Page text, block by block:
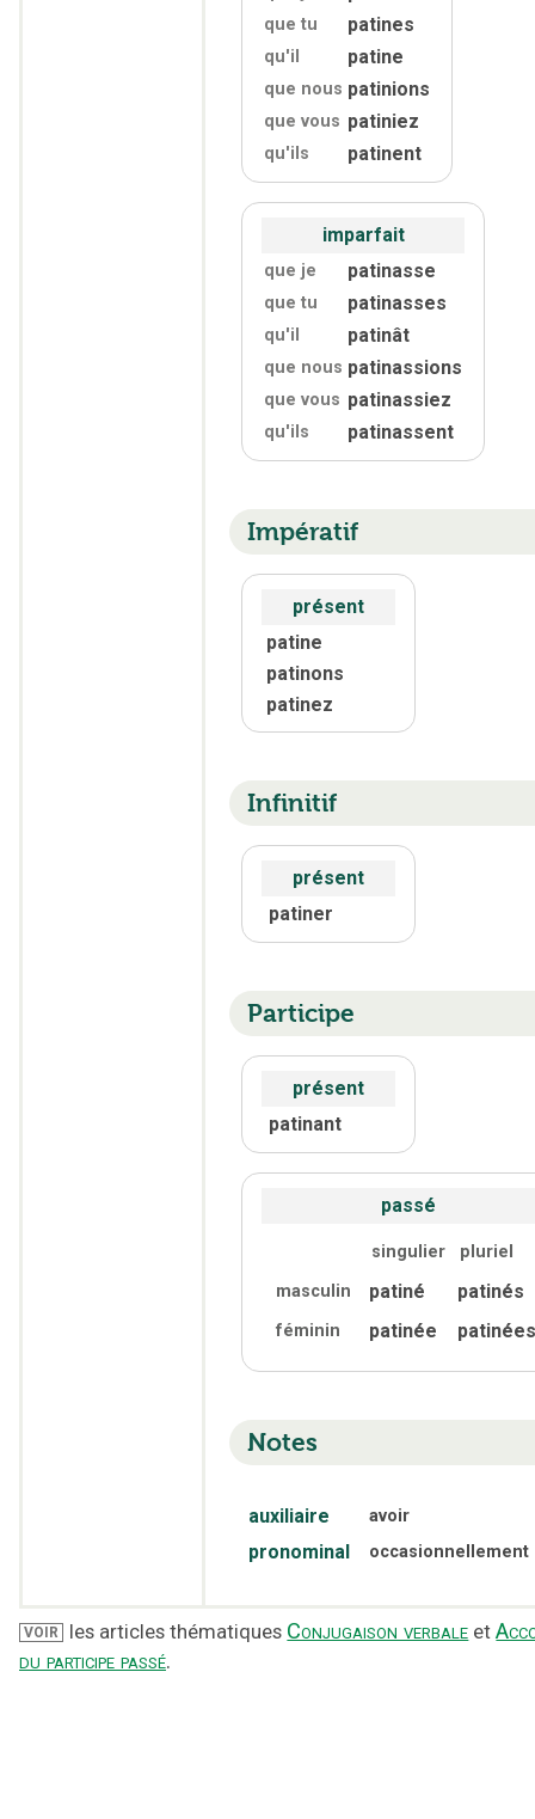
que tu patines
qu'il patine
que nous patinions
que vous patiniez
qu'ils patinent
imparfait
que je patinasse
que tu patinasses
qu'il patinât
que nous patinassions
que vous patinassiez
qu'ils patinassent
Impératif
présent
patine
patinons
patinez
Infinitif
présent
patiner
Participe
présent
patinant
passé
singulier
pluriel
masculin
patiné patinés
féminin patinée patinées
Notes
auxiliaire avoir
pronominal occasionnellement
VOIR les articles thématiques Conjugaison verbale et
du participe passé.